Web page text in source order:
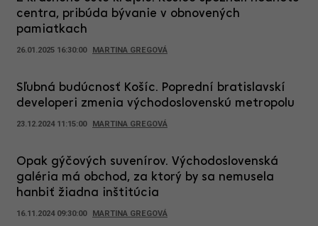
centra, pribúda bývanie v obnovených
pamiatkach
26.01.2025 16:30:00 MARTINA GREGOVÁ
Sľubná budúcnosť Košíc. Poprední bratislavskí
developeri zmenia východoslovenskú metropolu
23.12.2024 11:15:00 MARTINA GREGOVÁ
Opak gýčových suvenírov. Východoslovenská
galéria má obchod, za ktorý by sa nemusela
hanbiť žiadna inštitúcia
16.11.2024 09:30:00 MARTINA GREGOVÁ